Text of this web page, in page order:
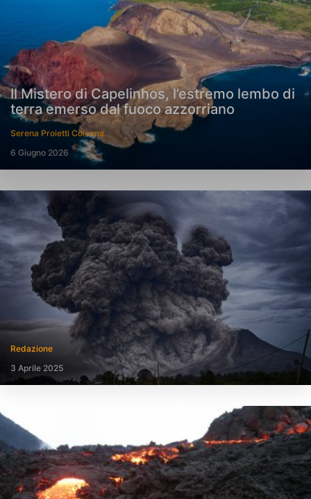
Il Mistero di Capelinhos, l’estremo lembo di
terra emerso dal fuoco azzorriano
Serena Proietti Colonna
6 Giugno 2026
Redazione
3 Aprile 2025